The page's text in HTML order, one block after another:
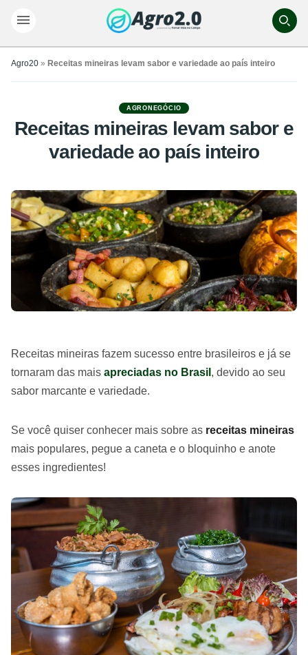
Agro20 » Receitas mineiras levam sabor e variedade ao país inteiro
AGRONEGÓCIO
Receitas mineiras levam sabor e
variedade ao país inteiro
Receitas mineiras fazem sucesso entre brasileiros e já se
tornaram das mais apreciadas no Brasil , devido ao seu
sabor marcante e variedade.
Se você quiser conhecer mais sobre as receitas mineiras
mais populares, pegue a caneta e o bloquinho e anote
esses ingredientes!